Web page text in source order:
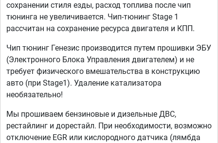
сохранении стиля езды, расход топлива после чип
тюнинга не увеличивается. Чип-тюнинг Stage 1
рассчитан на сохранение ресурса двигателя и КПП.
Чип тюнинг Генезис производится путем прошивки ЭБУ
(Электронного Блока Управления двигателем) и не
требует физического вмешательства в конструкцию
авто (при Stage1). Удаление катализатора
необязательно!
Мы прошиваем бензиновые и дизельные ДВС,
рестайлинг и дорестайл. При необходимости, возможно
отключение EGR или кислородного датчика (лямбда